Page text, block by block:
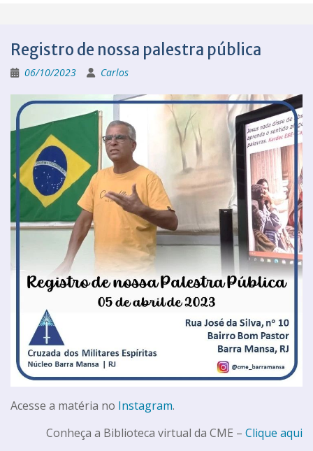
Registro de nossa palestra pública
06/10/2023 Carlos
Acesse a matéria no Instagram.
Conheça a Biblioteca virtual da CME – Clique aqui